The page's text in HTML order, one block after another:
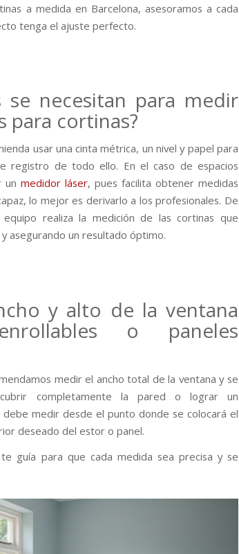
a medida en Barcelona, asesoramos a cada
tenga el ajuste perfecto.
se necesitan para medir
para cortinas?
usar una cinta métrica, un nivel y papel para
registro de todo ello. En el caso de espacios
un medidor láser, pues facilita obtener medidas
lo mejor es derivarlo a los profesionales. De
realiza la medición de las cortinas que
asegurando un resultado óptimo.
y alto de la ventana
o paneles
medir el ancho total de la ventana y se
completamente la pared o lograr un
debe medir desde el punto donde se colocará el
deseado del estor o panel.
guía para que cada medida sea precisa y se